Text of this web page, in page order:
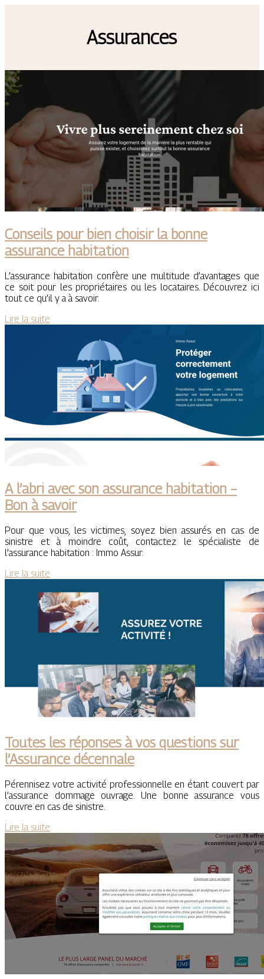
Assurances
Conseils pour bien choisir la bonne
assurance habitation
L’assurance habitation confère une multitude d’avantages que
ce soit pour les propriétaires ou les locataires. Découvrez ici
tout ce qu’il y a à savoir.
Lire la suite
A l’abri avec son assurance habitation –
Bon à savoir
Pour que vous, les victimes, soyez bien assurés en cas de
sinistre et à moindre coût, contactez le spécialiste de
l’assurance habitation : Immo Assur.
Lire la suite
Toutes les réponses à vos questions sur
l’Assurance décennale
Pérennisez votre activité professionnelle en étant couvert par
l’assurance dommage ouvrage. Une bonne assurance vous
couvre en cas de sinistre.
Lire la suite